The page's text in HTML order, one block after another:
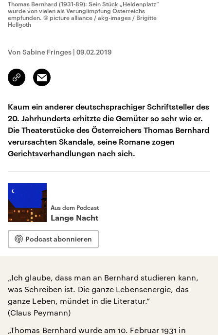
Thomas Bernhard (1931-89): Sein Stück „Heldenplatz“
wurde von vielen als Verunglimpfung Österreichs
empfunden. © picture alliance / akg-images / Brigitte
Hellgoth
Von Sabine Fringes | 09.02.2019
Link
kopieren/teilen
Email
Kaum ein anderer deutschsprachiger Schriftsteller des
20. Jahrhunderts erhitzte die Gemüter so sehr wie er.
Die Theaterstücke des Österreichers Thomas Bernhard
verursachten Skandale, seine Romane zogen
Gerichtsverhandlungen nach sich.
Aus dem Podcast
Lange Nacht
Podcast abonnieren
„Ich glaube, dass man an Bernhard studieren kann,
was Schreiben ist. Die ganze Lebensenergie, das
ganze Leben, mündet in die Literatur.“
(Claus Peymann)
„Thomas Bernhard wurde am 10. Februar 1931 in